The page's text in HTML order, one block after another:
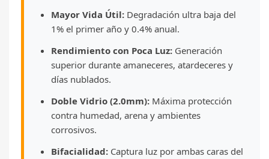
Mayor Vida Útil: Degradación ultra baja del
1% el primer año y 0.4% anual.
Rendimiento con Poca Luz: Generación
superior durante amaneceres, atardeceres y
días nublados.
Doble Vidrio (2.0mm): Máxima protección
contra humedad, arena y ambientes
corrosivos.
Bifacialidad: Captura luz por ambas caras del